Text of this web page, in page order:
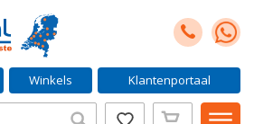
Winkels Klantenportaal